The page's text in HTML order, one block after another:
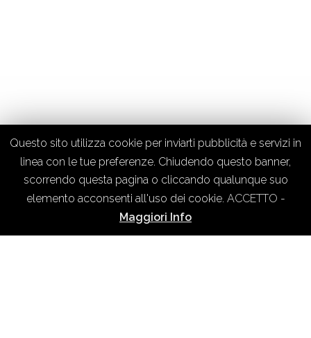
Questo sito utilizza cookie per inviarti pubblicità e servizi in
linea con le tue preferenze. Chiudendo questo banner,
scorrendo questa pagina o cliccando qualunque suo
elemento acconsenti all'uso dei cookie. ACCETTO -
Maggiori Info